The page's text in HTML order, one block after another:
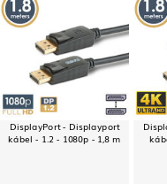
DisplayPort - Displayport
kábel - 1.2 - 1080p - 1,8 m